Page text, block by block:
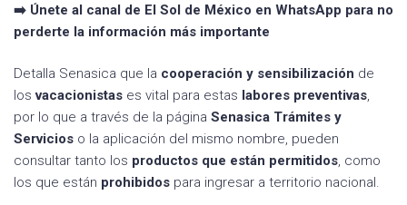
➡️ Únete al canal de El Sol de México en WhatsApp para no
perderte la información más importante
Detalla Senasica que la cooperación y sensibilización de
losvacacionistas es vital para estas labores preventivas
por lo que a través de la página Senasica Trámites y
Servicios o la aplicación del mismo nombre, pueden
consultar tanto los productos que están permitidos , como
los que están prohibidos para ingresar a territorio nacional.